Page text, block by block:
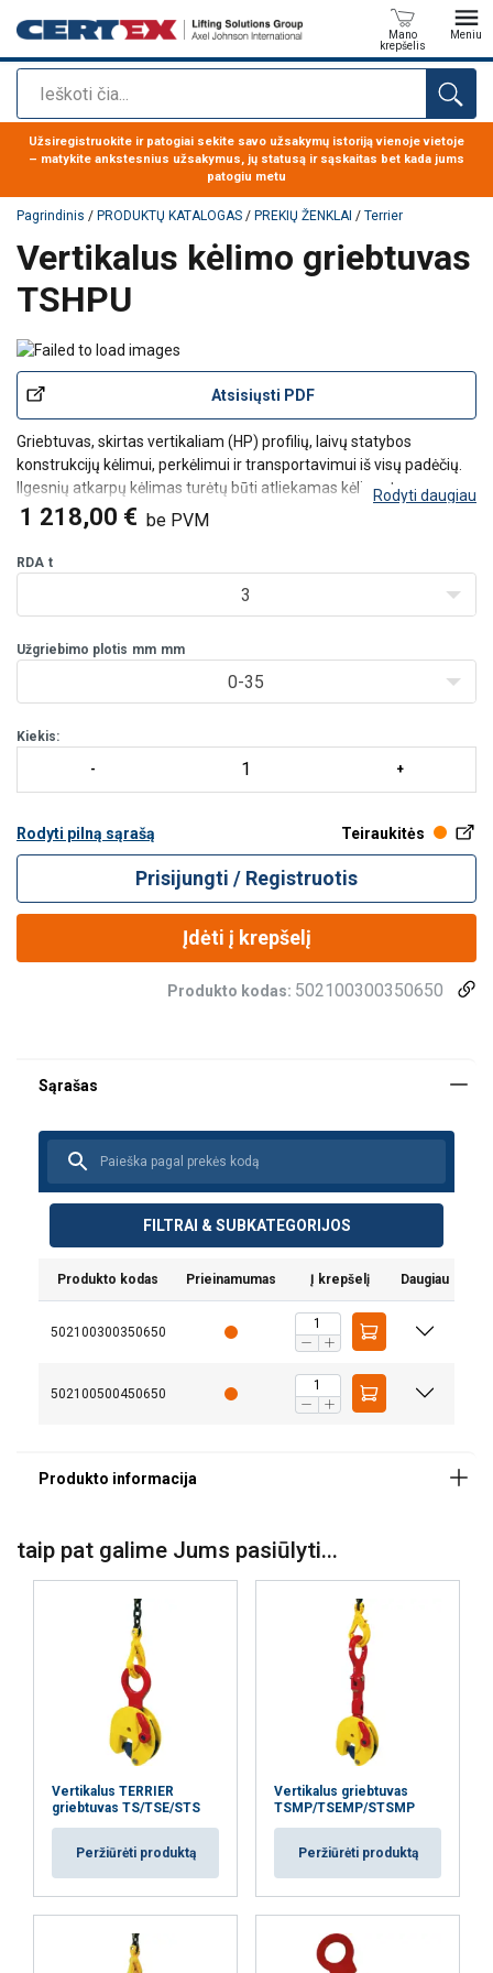
Paieška
Mano
krepšelis
Meniu
Produktas buvo pridėtas prie jūsų užklausos
Užsiregistruokite ir patogiai sekite savo užsakymų istoriją vienoje vietoje
– matykite ankstesnius užsakymus, jų statusą ir sąskaitas bet kada jums
patogiu metu
Pagrindinis / PRODUKTŲ KATALOGAS / PREKIŲ ŽENKLAI / Terrier
Vertikalus kėlimo griebtuvas
TSHPU
Atsisiųsti PDF
Griebtuvas, skirtas vertikaliam (HP) profilių, laivų statybos
konstrukcijų kėlimui, perkėlimui ir transportavimui iš visų padėčių.
Ilgesnių atkarpų kėlimas turėtų būti atliekamas kėlimo traversos
pagalba.
Rodyti daugiau
1 218,00 € be PVM
RDA t
3
Užgriebimo plotis mm mm
0-35
Kiekis:
Rodyti pilną sąrašą Teiraukitės
Prisijungti / Registruotis
Įdėti į krepšelį
Produkto kodas: 502100300350650
FILTRAI & SUBKATEGORIJOS
Produkto kodas Prieinamumas Į krepšelį Daugiau
502100300350650
502100500450650
Žymėjimas:
Padengimas:
Standartas:
Pastaba:
taip pat galime Jums pasiūlyti...
Vertikalus TERRIER
griebtuvas TS/TSE/STS
Peržiūrėti produktą
Vertikalus griebtuvas
TSMP/TSEMP/STSMP
Peržiūrėti produktą
LITHUANIAN
ENGLISH TRANSLATION
Ši svetainė naudoja slapukus
Naudojame slapukus siekdami
suasmeninti turinį, skelbimus ir analizuoti